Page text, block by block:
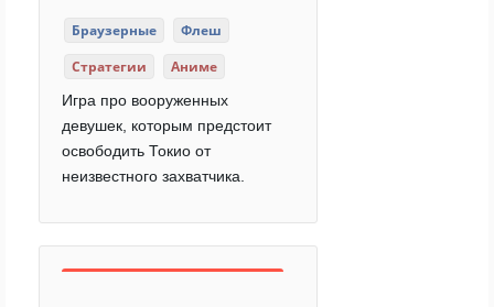
Браузерные
Флеш
Стратегии
Аниме
Игра про вооруженных
девушек, которым предстоит
освободить Токио от
неизвестного захватчика.